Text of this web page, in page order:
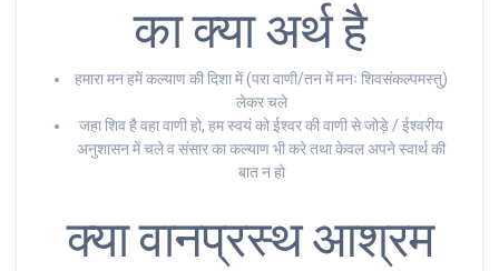
का क्या अर्थ है
हमारा मन हमें कल्याण की दिशा में (परा वाणी/तन में मनः शिवसंकल्पमस्तु)
लेकर चले
जहा शिव है वहा वाणी हो, हम स्वयं को ईश्वर की वाणी से जोड़े / ईश्वरीय
अनुशासन में चले व संसार का कल्याण भी करे तथा केवल अपने स्वार्थ की
बात न हो
क्या वानप्रस्थ आश्रम